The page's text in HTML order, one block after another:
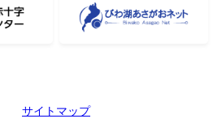
サイトマップ